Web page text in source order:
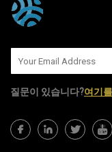
질문이 있습니다?여기